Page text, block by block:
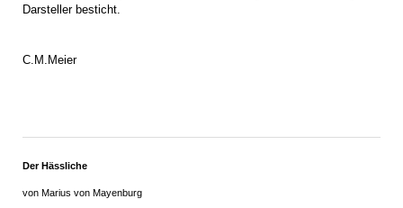
Darsteller besticht.
C.M.Meier
Der Hässliche
von Marius von Mayenburg